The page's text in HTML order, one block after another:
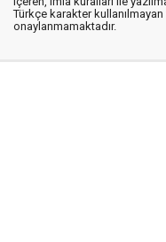
Türkçe karakter
onaylanmamaktadır.